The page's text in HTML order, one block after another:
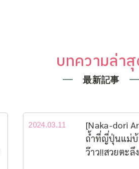
บทความล่า
最新記事
2024.03.11
[Naka-dori
ถ้ำที่ญี่ปุ่นแม่บ้
ว๊าว!!สวยตะลึง